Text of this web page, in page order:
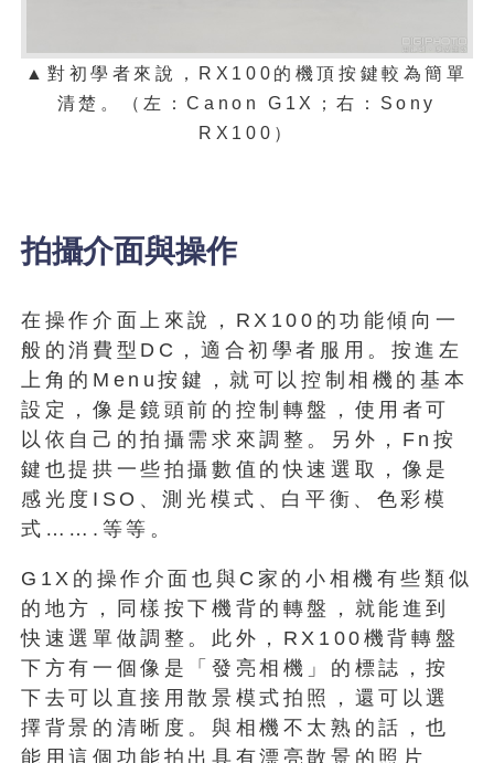
▲對初學者來說，RX100的機頂按鍵較為簡單
清楚。（左：Canon G1X；右：Sony
RX100）
拍攝介面與操作
在操作介面上來說，RX100的功能傾向一
般的消費型DC，適合初學者服用。按進左
上角的Menu按鍵，就可以控制相機的基本
設定，像是鏡頭前的控制轉盤，使用者可
以依自己的拍攝需求來調整。另外，Fn按
鍵也提拱一些拍攝數值的快速選取，像是
感光度ISO、測光模式、白平衡、色彩模
式…….等等。
G1X的操作介面也與C家的小相機有些類似
的地方，同樣按下機背的轉盤，就能進到
快速選單做調整。此外，RX100機背轉盤
下方有一個像是「發亮相機」的標誌，按
下去可以直接用散景模式拍照，還可以選
擇背景的清晰度。與相機不太熟的話，也
能用這個功能拍出具有漂亮散景的照片